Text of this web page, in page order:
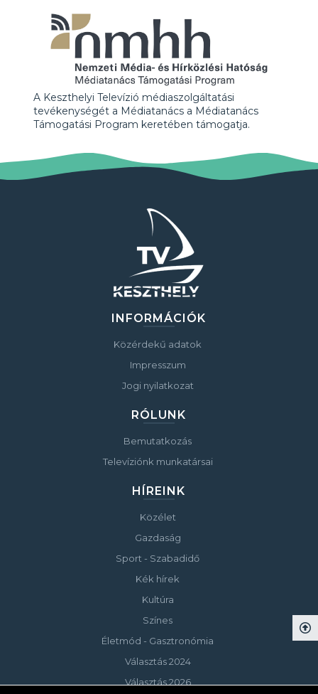
A Keszthelyi Televízió médiaszolgáltatási
tevékenységét a Médiatanács a Médiatanács
Támogatási Program keretében támogatja.
INFORMÁCIÓK
Közérdekű adatok
Impresszum
Jogi nyilatkozat
RÓLUNK
Bemutatkozás
Televíziónk munkatársai
HÍREINK
Közélet
Gazdaság
Sport - Szabadidő
Kék hírek
Kultúra
Színes
Életmód - Gasztronómia
Választás 2024
Választás 2026